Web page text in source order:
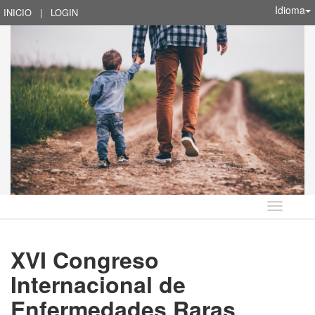
INICIO | LOGIN Idioma
Idioma
XVI Congreso
Internacional de